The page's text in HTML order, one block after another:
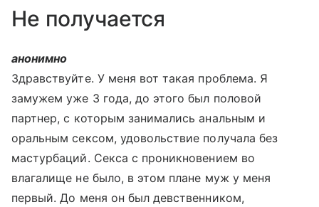
Не получается
анонимно
Здравствуйте. У меня вот такая проблема. Я
замужем уже 3 года, до этого был половой
партнер, с которым занимались анальным и
оральным сексом, удовольствие получала без
мастурбаций. Секса с проникновением во
влагалище не было, в этом плане муж у меня
первый. До меня он был девственником,